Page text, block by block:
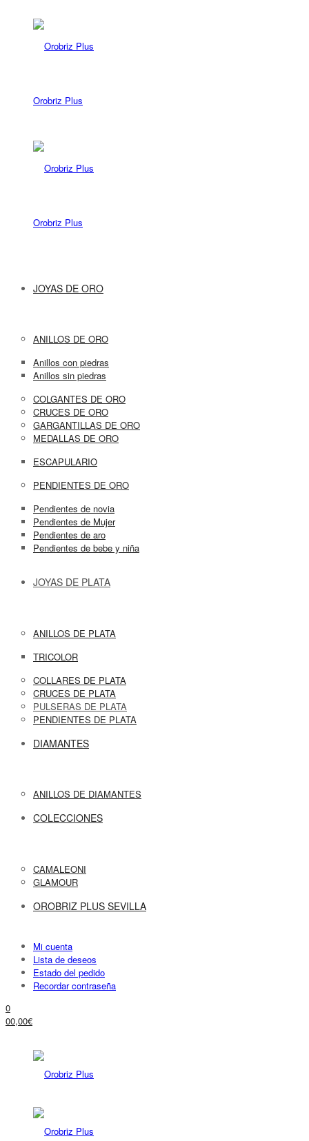
Orobriz Plus
Orobriz Plus
JOYAS DE ORO
ANILLOS DE ORO
Anillos con piedras
Anillos sin piedras
COLGANTES DE ORO
CRUCES DE ORO
GARGANTILLAS DE ORO
MEDALLAS DE ORO
ESCAPULARIO
PENDIENTES DE ORO
Pendientes de novia
Pendientes de Mujer
Pendientes de aro
Pendientes de bebe y niña
JOYAS DE PLATA
ANILLOS DE PLATA
TRICOLOR
COLLARES DE PLATA
CRUCES DE PLATA
PULSERAS DE PLATA
PENDIENTES DE PLATA
DIAMANTES
ANILLOS DE DIAMANTES
COLECCIONES
CAMALEONI
GLAMOUR
OROBRIZ PLUS SEVILLA
Mi cuenta
Lista de deseos
Estado del pedido
Recordar contraseña
0
00,00€